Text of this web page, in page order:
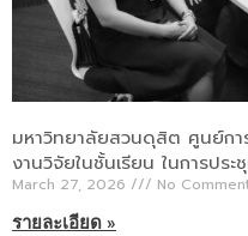
มหาวิทยาลัยสวนดุสิต ศูนย์ก
งานวิจัยในชั้นเรียน ในการปร
March 27, 2026
No
รายละเอียด »